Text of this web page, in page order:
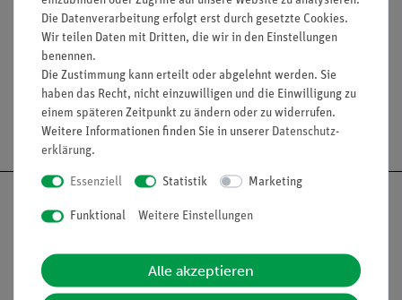
Media / Downloads
Versandkostenfrei ab 300,- €
Nach oben
Die Datenverarbeitung erfolgt erst durch gesetzte Cookies.
Wir teilen Daten mit Dritten, die wir in den Einstellungen
benennen.
Die Zustimmung kann erteilt oder abgelehnt werden. Sie
haben das Recht, nicht einzuwilligen und die Einwilligung zu
einem späteren Zeitpunkt zu ändern oder zu widerrufen.
Weitere Informationen finden Sie in unserer Daten­schutz­
erklärung.
Essenziell Statistik Marketing
Funktional Weitere Einstellungen
Alle akzeptieren